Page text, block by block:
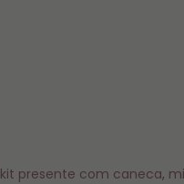
kit presente com caneca,